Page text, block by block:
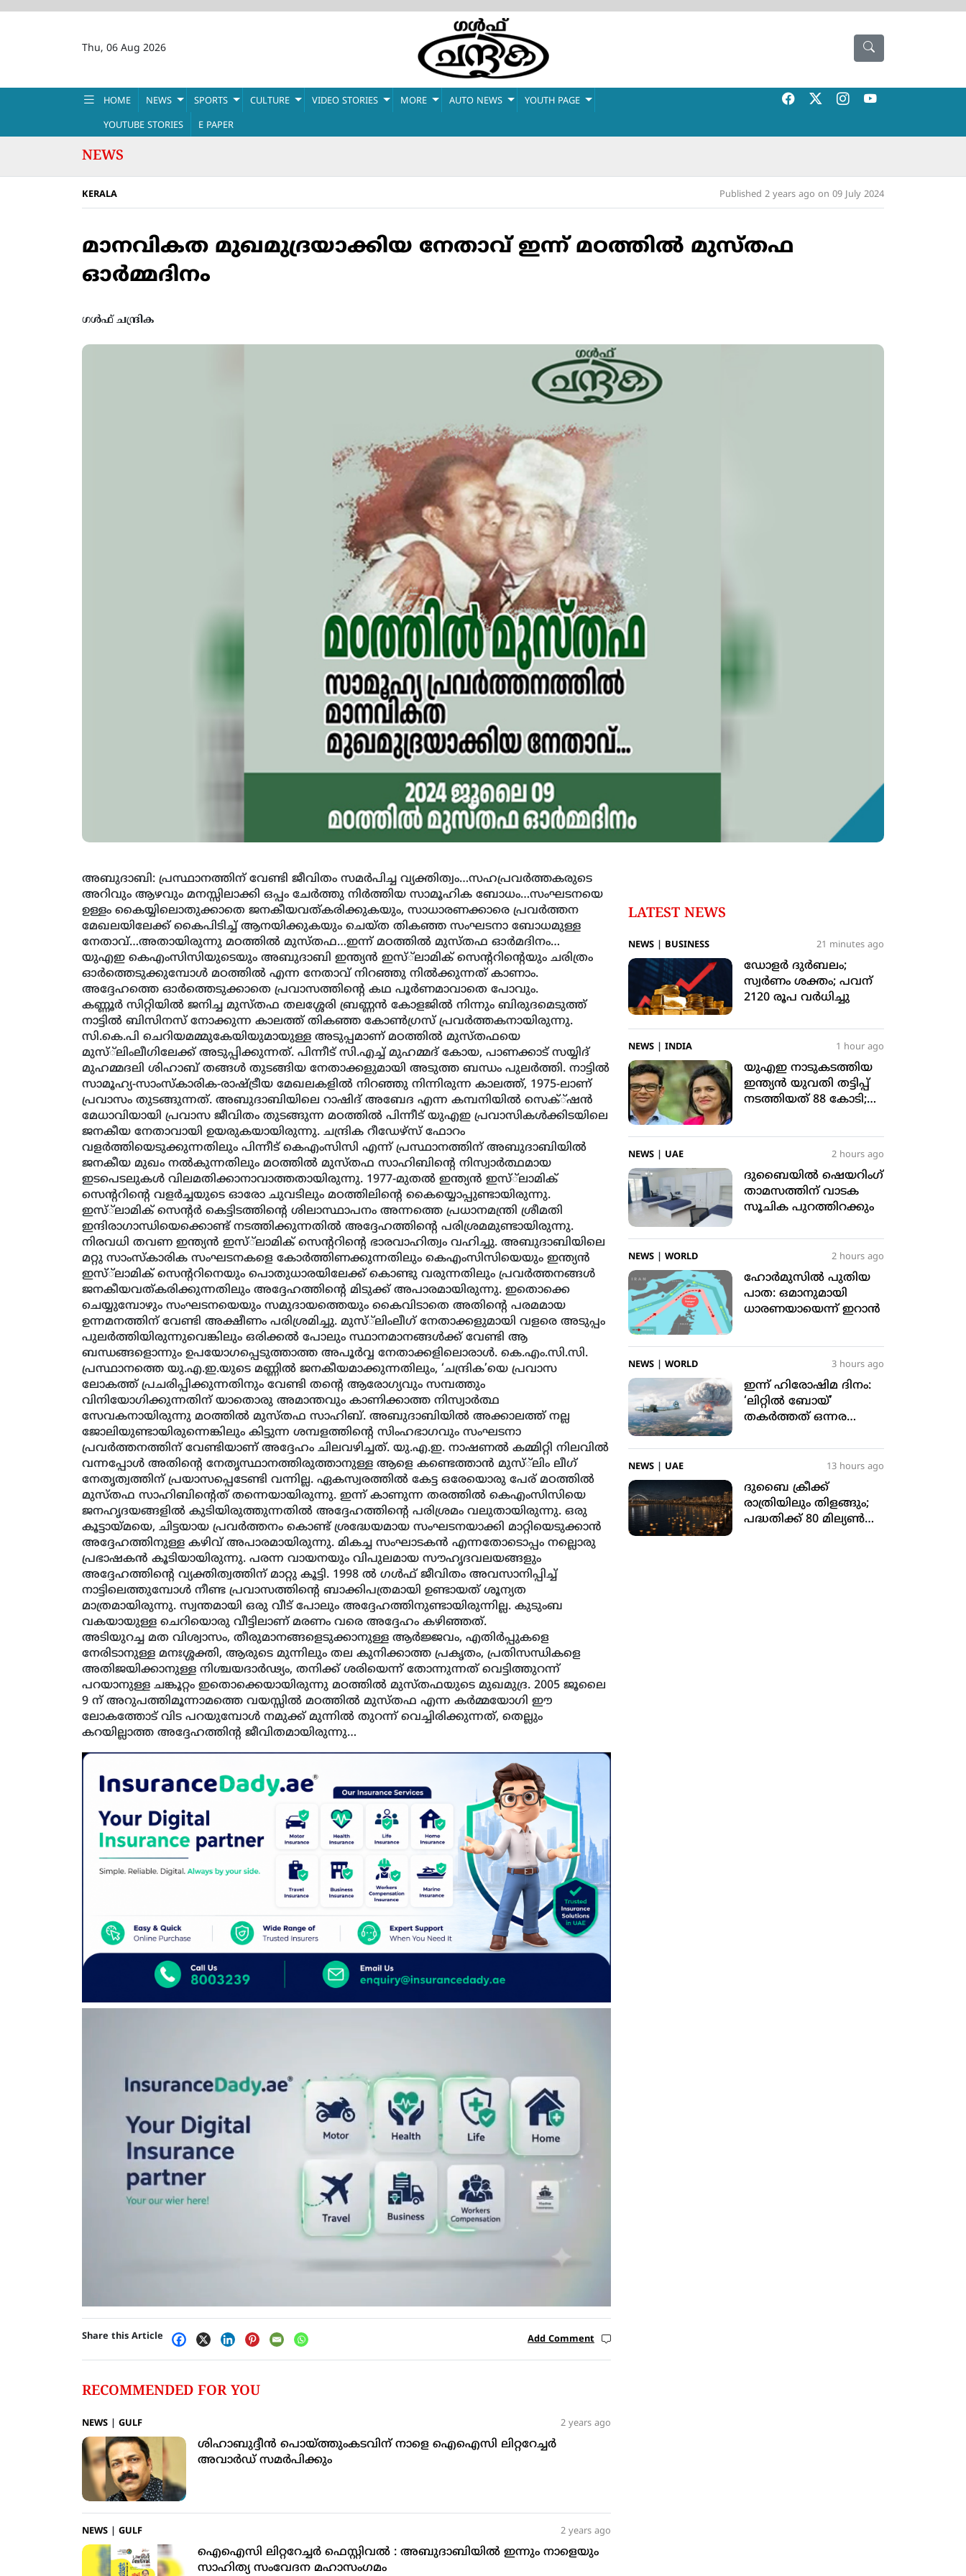
Thu, 06 Aug 2026
HOME NEWS SPORTS CULTURE VIDEO STORIES MORE AUTO NEWS YOUTH PAGE
YOUTUBE STORIES E PAPER
NEWS
KERALA Published 2 years ago on 09 July 2024
മാനവികത മുഖമുദ്രയാക്കിയ നേതാവ് ഇന്ന് മഠത്തില്‍ മുസ്തഫ
ഓര്‍മ്മദിനം
ഗൾഫ് ചന്ദ്രിക
അബുദാബി: പ്രസ്ഥാനത്തിന് വേണ്ടി ജീവിതം സമര്‍പിച്ച വ്യക്തിത്വം…സഹപ്രവര്‍ത്തകരുടെ
അറിവും ആഴവും മനസ്സിലാക്കി ഒപ്പം ചേര്‍ത്തു നിര്‍ത്തിയ സാമൂഹിക ബോധം…സംഘടനയെ
ഉള്ളം കൈയ്യിലൊതുക്കാതെ ജനകീയവത്കരിക്കുകയും, സാധാരണക്കാരെ പ്രവര്‍ത്തന
മേഖലയിലേക്ക് കൈപിടിച്ച് ആനയിക്കുകയും ചെയ്ത തികഞ്ഞ സംഘടനാ ബോധമുള്ള
നേതാവ്…അതായിരുന്നു മഠത്തില്‍ മുസ്തഫ…ഇന്ന് മഠത്തില്‍ മുസ്തഫ ഓര്‍മദിനം…
യുഎഇ കെഎംസിസിയുടെയും അബുദാബി ഇന്ത്യന്‍ ഇസ്്‌ലാമിക് സെന്ററിന്റെയും ചരിത്രം
ഓര്‍ത്തെടുക്കുമ്പോള്‍ മഠത്തില്‍ എന്ന നേതാവ് നിറഞ്ഞു നില്‍ക്കുന്നത് കാണാം.
അദ്ദേഹത്തെ ഓര്‍ത്തെടുക്കാതെ പ്രവാസത്തിന്റെ കഥ പൂര്‍ണമാവാതെ പോവും.
കണ്ണൂര്‍ സിറ്റിയില്‍ ജനിച്ച മുസ്തഫ തലശ്ശേരി ബ്രണ്ണന്‍ കോളജില്‍ നിന്നും ബിരുദമെടുത്ത്
നാട്ടില്‍ ബിസിനസ് നോക്കുന്ന കാലത്ത് തികഞ്ഞ കോണ്‍ഗ്രസ് പ്രവര്‍ത്തകനായിരുന്നു.
സി.കെ.പി ചെറിയമമ്മുകേയിയുമായുള്ള അടുപ്പമാണ് മഠത്തില്‍ മുസ്തഫയെ
മുസ്്‌ലിംലീഗിലേക്ക് അടുപ്പിക്കുന്നത്. പിന്നീട് സി.എച്ച് മുഹമ്മദ് കോയ, പാണക്കാട് സയ്യിദ്
മുഹമ്മദലി ശിഹാബ് തങ്ങള്‍ തുടങ്ങിയ നേതാക്കളുമായി അടുത്ത ബന്ധം പുലര്‍ത്തി. നാട്ടില്‍
സാമൂഹ്യ-സാംസ്‌കാരിക-രാഷ്ട്രീയ മേഖലകളില്‍ നിറഞ്ഞു നിന്നിരുന്ന കാലത്ത്, 1975-ലാണ്
പ്രവാസം തുടങ്ങുന്നത്. അബുദാബിയിലെ റാഷിദ് അബേദ എന്ന കമ്പനിയില്‍ സെക്്ഷന്‍
മേധാവിയായി പ്രവാസ ജീവിതം തുടങ്ങുന്ന മഠത്തില്‍ പിന്നീട് യുഎഇ പ്രവാസികള്‍ക്കിടയിലെ
ജനകീയ നേതാവായി ഉയരുകയായിരുന്നു. ചന്ദ്രിക റീഡേഴ്‌സ് ഫോറം
വളര്‍ത്തിയെടുക്കുന്നതിലും പിന്നീട് കെഎംസിസി എന്ന് പ്രസ്ഥാനത്തിന് അബുദാബിയില്‍
ജനകീയ മുഖം നല്‍കുന്നതിലും മഠത്തില്‍ മുസ്തഫ സാഹിബിന്റെ നിസ്വാര്‍ത്ഥമായ
ഇടപെടലുകള്‍ വിലമതിക്കാനാവാത്തതായിരുന്നു. 1977-മുതല്‍ ഇന്ത്യന്‍ ഇസ്്‌ലാമിക്
സെന്ററിന്റെ വളര്‍ച്ചയുടെ ഓരോ ചുവടിലും മഠത്തിലിന്റെ കൈയ്യൊപ്പുണ്ടായിരുന്നു.
ഇസ്്‌ലാമിക് സെന്റര്‍ കെട്ടിടത്തിന്റെ ശിലാസ്ഥാപനം അന്നത്തെ പ്രധാനമന്ത്രി ശ്രീമതി
ഇന്ദിരാഗാന്ധിയെക്കൊണ്ട് നടത്തിക്കുന്നതില്‍ അദ്ദേഹത്തിന്റെ പരിശ്രമമുണ്ടായിരുന്നു.
നിരവധി തവണ ഇന്ത്യന്‍ ഇസ്്‌ലാമിക് സെന്ററിന്റെ ഭാരവാഹിത്വം വഹിച്ചു. അബുദാബിയിലെ
മറ്റു സാംസ്‌കാരിക സംഘടനകളെ കോര്‍ത്തിണക്കുന്നതിലും കെഎംസിസിയെയും ഇന്ത്യന്‍
ഇസ്്‌ലാമിക് സെന്ററിനെയും പൊതുധാരയിലേക്ക് കൊണ്ടു വരുന്നതിലും പ്രവര്‍ത്തനങ്ങള്‍
ജനകീയവത്കരിക്കുന്നതിലും അദ്ദേഹത്തിന്റെ മിടുക്ക് അപാരമായിരുന്നു. ഇതൊക്കെ
ചെയ്യുമ്പോഴും സംഘടനയെയും സമുദായത്തെയും കൈവിടാതെ അതിന്റെ പരമമായ
ഉന്നമനത്തിന് വേണ്ടി അക്ഷീണം പരിശ്രമിച്ചു. മുസ്്‌ലിംലീഗ് നേതാക്കളുമായി വളരെ അടുപ്പം
പുലര്‍ത്തിയിരുന്നുവെങ്കിലും ഒരിക്കല്‍ പോലും സ്ഥാനമാനങ്ങള്‍ക്ക് വേണ്ടി ആ
ബന്ധങ്ങളൊന്നും ഉപയോഗപ്പെടുത്താത്ത അപൂര്‍വ്വ നേതാക്കളിലൊരാള്‍. കെ.എം.സി.സി.
പ്രസ്ഥാനത്തെ യു.എ.ഇ.യുടെ മണ്ണില്‍ ജനകീയമാക്കുന്നതിലും, ‘ചന്ദ്രിക’യെ പ്രവാസ
ലോകത്ത് പ്രചരിപ്പിക്കുന്നതിനും വേണ്ടി തന്റെ ആരോഗ്യവും സമ്പത്തും
വിനിയോഗിക്കുന്നതിന് യാതൊരു അമാന്തവും കാണിക്കാത്ത നിസ്വാര്‍ത്ഥ
സേവകനായിരുന്നു മഠത്തില്‍ മുസ്തഫ സാഹിബ്. അബുദാബിയില്‍ അക്കാലത്ത് നല്ല
ജോലിയുണ്ടായിരുന്നെങ്കിലും കിട്ടുന്ന ശമ്പളത്തിന്റെ സിംഹഭാഗവും സംഘടനാ
പ്രവര്‍ത്തനത്തിന് വേണ്ടിയാണ് അദ്ദേഹം ചിലവഴിച്ചത്. യു.എ.ഇ. നാഷണല്‍ കമ്മിറ്റി നിലവില്‍
വന്നപ്പോള്‍ അതിന്റെ നേതൃസ്ഥാനത്തിരുത്താനുള്ള ആളെ കണ്ടെത്താന്‍ മുസ്്‌ലിം ലീഗ്
നേതൃത്വത്തിന് പ്രയാസപ്പെടേണ്ടി വന്നില്ല. ഏകസ്വരത്തില്‍ കേട്ട ഒരേയൊരു പേര് മഠത്തില്‍
മുസ്തഫ സാഹിബിന്റെത് തന്നെയായിരുന്നു. ഇന്ന് കാണുന്ന തരത്തില്‍ കെഎംസിസിയെ
ജനഹൃദയങ്ങളില്‍ കുടിയിരുത്തുന്നതില്‍ അദ്ദേഹത്തിന്റെ പരിശ്രമം വലുതായിരുന്നു. ഒരു
കൂട്ടായ്മയെ, ചിട്ടയായ പ്രവര്‍ത്തനം കൊണ്ട് ശ്രദ്ധേയമായ സംഘടനയാക്കി മാറ്റിയെടുക്കാന്‍
അദ്ദേഹത്തിനുള്ള കഴിവ് അപാരമായിരുന്നു. മികച്ച സംഘാടകന്‍ എന്നതോടൊപ്പം നല്ലൊരു
പ്രഭാഷകന്‍ കൂടിയായിരുന്നു. പരന്ന വായനയും വിപുലമായ സൗഹൃദവലയങ്ങളും
അദ്ദേഹത്തിന്റെ വ്യക്തിത്വത്തിന് മാറ്റു കൂട്ടി. 1998 ല്‍ ഗള്‍ഫ് ജീവിതം അവസാനിപ്പിച്ച്
നാട്ടിലെത്തുമ്പോള്‍ നീണ്ട പ്രവാസത്തിന്റെ ബാക്കിപത്രമായി ഉണ്ടായത് ശൂന്യത
മാത്രമായിരുന്നു. സ്വന്തമായി ഒരു വീട് പോലും അദ്ദേഹത്തിനുണ്ടായിരുന്നില്ല. കുടുംബ
വകയായുള്ള ചെറിയൊരു വീട്ടിലാണ് മരണം വരെ അദ്ദേഹം കഴിഞ്ഞത്.
അടിയുറച്ച മത വിശ്വാസം, തീരുമാനങ്ങളെടുക്കാനുള്ള ആര്‍ജ്ജവം, എതിര്‍പ്പുകളെ
നേരിടാനുള്ള മനഃശ്ശക്തി, ആരുടെ മുന്നിലും തല കുനിക്കാത്ത പ്രകൃതം, പ്രതിസന്ധികളെ
അതിജയിക്കാനുള്ള നിശ്ചയദാര്‍ഢ്യം, തനിക്ക് ശരിയെന്ന് തോന്നുന്നത് വെട്ടിത്തുറന്ന്
പറയാനുള്ള ചങ്കൂറ്റം ഇതൊക്കെയായിരുന്നു മഠത്തില്‍ മുസ്തഫയുടെ മുഖമുദ്ര. 2005 ജൂലൈ
9 ന് അറുപത്തിമൂന്നാമത്തെ വയസ്സില്‍ മഠത്തില്‍ മുസ്തഫ എന്ന കര്‍മ്മയോഗി ഈ
ലോകത്തോട് വിട പറയുമ്പോള്‍ നമുക്ക് മുന്നില്‍ തുറന്ന് വെച്ചിരിക്കുന്നത്, തെല്ലും
കറയില്ലാത്ത അദ്ദേഹത്തിന്റ ജീവിതമായിരുന്നു…
Share this Article Add Comment
RECOMMENDED FOR YOU
NEWS GULF 2 years ago
ശിഹാബുദ്ദീന്‍ പൊയ്ത്തുംകടവിന് നാളെ ഐഐസി ലിറ്ററേച്ചര്‍
അവാര്‍ഡ് സമര്‍പിക്കും
NEWS GULF 2 years ago
ഐഐസി ലിറ്ററേച്ചര്‍ ഫെസ്റ്റിവല്‍ : അബുദാബിയില്‍ ഇന്നും നാളെയും
സാഹിത്യ സംവേദന മഹാസംഗമം
LATEST NEWS
NEWS BUSINESS 21 minutes ago
ഡോളര്‍ ദുര്‍ബലം;
സ്വര്‍ണം ശക്തം; പവന്
2120 രൂപ വര്‍ധിച്ചു
NEWS INDIA 1 hour ago
യുഎഇ നാടുകടത്തിയ
ഇന്ത്യന്‍ യുവതി തട്ടിപ്പ്
നടത്തിയത് 88 കോടി;
NEWS UAE 2 hours ago
ദുബൈയില്‍ ഷെയറിംഗ്
താമസത്തിന് വാടക
സൂചിക പുറത്തിറക്കും
NEWS WORLD 2 hours ago
ഹോര്‍മുസില്‍ പുതിയ
പാത: ഒമാനുമായി
ധാരണയായെന്ന് ഇറാന്‍
NEWS WORLD 3 hours ago
ഇന്ന് ഹിരോഷിമ ദിനം:
‘ലിറ്റില്‍ ബോയ്’
തകര്‍ത്തത് ഒന്നര
NEWS UAE 13 hours ago
ദുബൈ ക്രീക്ക്
രാത്രിയിലും തിളങ്ങും;
പദ്ധതിക്ക് 80 മില്യണ്‍